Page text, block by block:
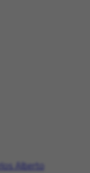
Alberto